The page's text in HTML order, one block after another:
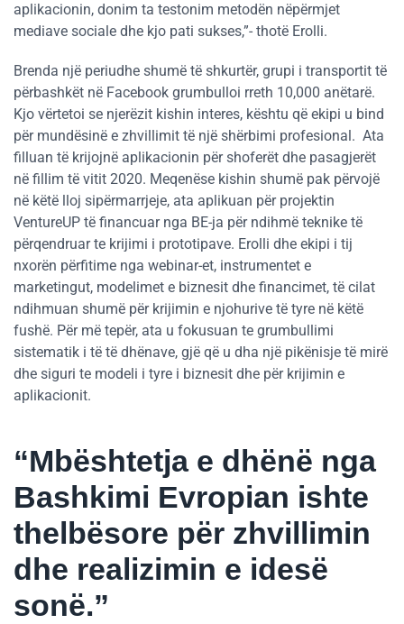
aplikacionin, donim ta testonim metodën nëpërmjet
mediave sociale dhe kjo pati sukses,”- thotë Erolli.
Brenda një periudhe shumë të shkurtër, grupi i transportit të
përbashkët në Facebook grumbulloi rreth 10,000 anëtarë.
Kjo vërtetoi se njerëzit kishin interes, kështu që ekipi u bind
për mundësinë e zhvillimit të një shërbimi profesional. Ata
filluan të krijojnë aplikacionin për shoferët dhe pasagjerët
në fillim të vitit 2020. Meqenëse kishin shumë pak përvojë
në këtë lloj sipërmarrjeje, ata aplikuan për projektin
VentureUP të financuar nga BE-ja për ndihmë teknike të
përqendruar te krijimi i prototipave. Erolli dhe ekipi i tij
nxorën përfitime nga webinar-et, instrumentet e
marketingut, modelimet e biznesit dhe financimet, të cilat
ndihmuan shumë për krijimin e njohurive të tyre në këtë
fushë. Për më tepër, ata u fokusuan te grumbullimi
sistematik i të të dhënave, gjë që u dha një pikënisje të mirë
dhe siguri te modeli i tyre i biznesit dhe për krijimin e
aplikacionit.
“Mbështetja e dhënë nga
Bashkimi Evropian ishte
thelbësore për zhvillimin
dhe realizimin e idesë
sonë.”